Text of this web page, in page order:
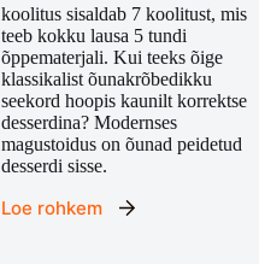
koolitus sisaldab 7 koolitust, mis
teeb kokku lausa 5 tundi
õppematerjali. Kui teeks õige
klassikalist õunakrõbedikku
seekord hoopis kaunilt korrektse
desserdina? Modernses
magustoidus on õunad peidetud
desserdi sisse.
Loe rohkem